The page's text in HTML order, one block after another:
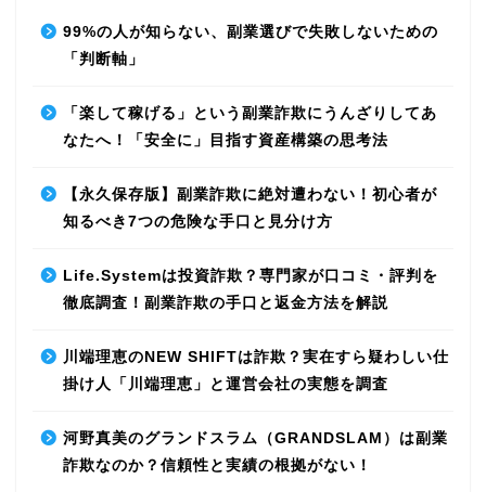
99%の人が知らない、副業選びで失敗しないための
「判断軸」
「楽して稼げる」という副業詐欺にうんざりしてあ
なたへ！「安全に」目指す資産構築の思考法
【永久保存版】副業詐欺に絶対遭わない！初心者が
知るべき7つの危険な手口と見分け方
Life.Systemは投資詐欺？専門家が口コミ・評判を
徹底調査！副業詐欺の手口と返金方法を解説
川端理恵のNEW SHIFTは詐欺？実在すら疑わしい仕
掛け人「川端理恵」と運営会社の実態を調査
河野真美のグランドスラム（GRANDSLAM）は副業
詐欺なのか？信頼性と実績の根拠がない！